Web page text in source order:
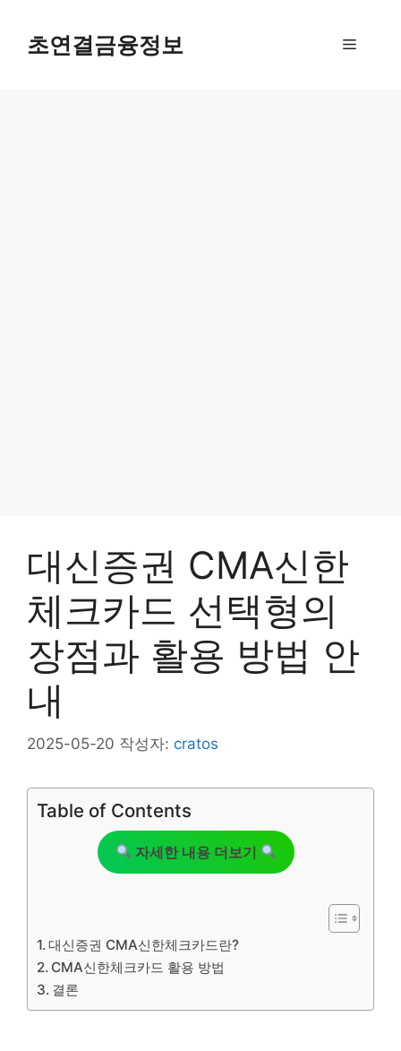
초연결금융정보 메
대신증권 CMA신한
체크카드 선택형의
장점과 활용 방법 안
내
2025-05-20 작성자: cratos
Table of Contents
자세한 내용 더보기
대신증권 CMA신한체크카드란?
CMA신한체크카드 활용 방법
결론